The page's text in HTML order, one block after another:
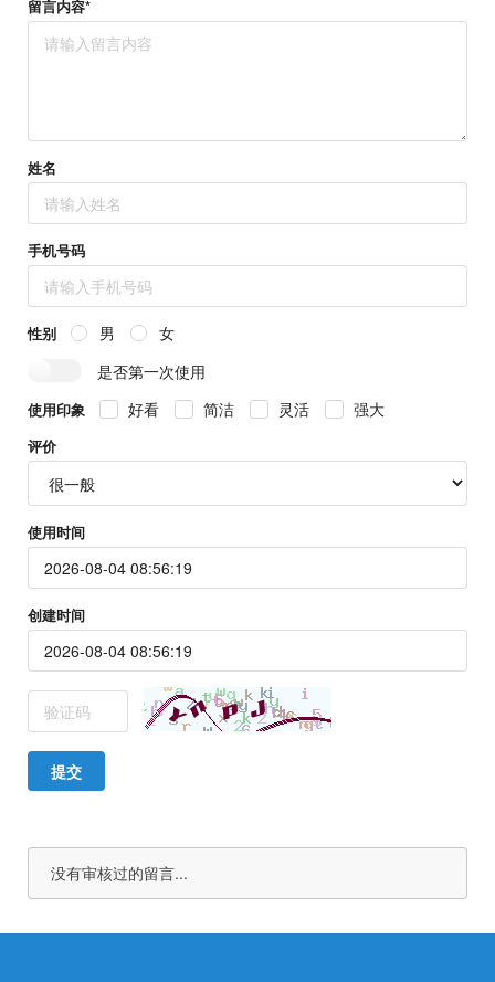
留言内容*
姓名
手机号码
性别 男
女
是否第一次使用
使用印象 好看 简洁 灵活 强大
评价
使用时间
创建时间
提交
没有审核过的留言...